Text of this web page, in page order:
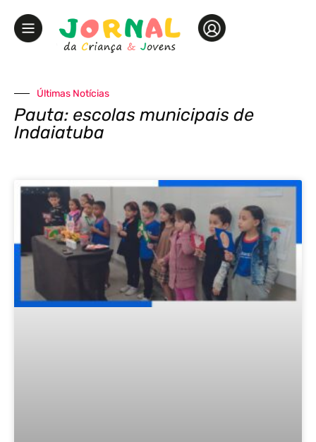
Últimas Notícias
Pauta: escolas municipais de
Indaiatuba